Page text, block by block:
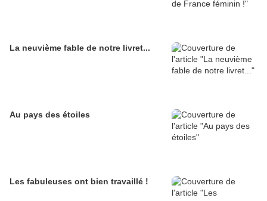
La neuvième fable de notre livret...
Au pays des étoiles
Les fabuleuses ont bien travaillé !